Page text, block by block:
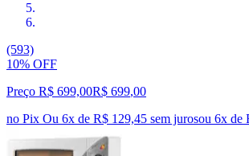
(593)
10% OFF
Preço R$ 699,00R$ 699,00
no Pix Ou 6x de R$ 129,45 sem jurosou 6x de